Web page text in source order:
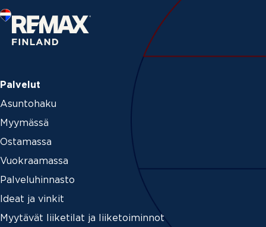
Palvelut
Asuntohaku
Myymässä
Ostamassa
Vuokraamassa
Palveluhinnasto
Ideat ja vinkit
Myytävät liiketilat ja liiketoiminnot